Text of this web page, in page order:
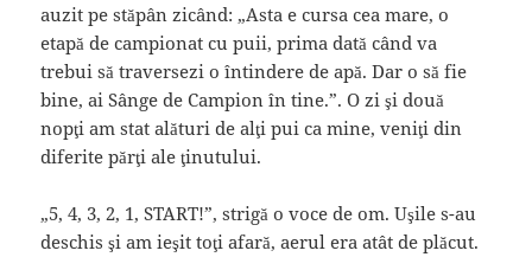
auzit pe stăpân zicând: „Asta e cursa cea mare, o
etapă de campionat cu puii, prima dată când va
trebui să traversezi o întindere de apă. Dar o să fie
bine, ai Sânge de Campion în tine.”. O zi şi două
nopţi am stat alături de alţi pui ca mine, veniţi din
diferite părţi ale ţinutului.
„5, 4, 3, 2, 1, START!”, strigă o voce de om. Uşile s-au
deschis şi am ieşit toţi afară, aerul era atât de plăcut.